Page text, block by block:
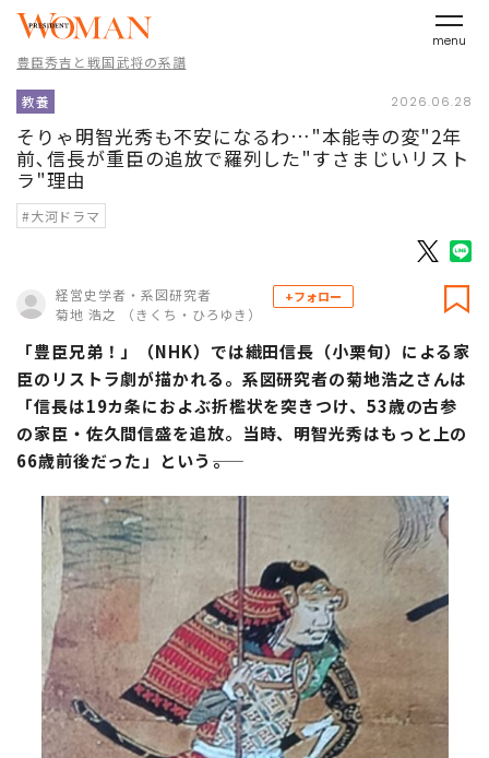
menu
豊臣秀吉と戦国武将の系譜
教養 2026.06.28
そりゃ明智光秀も不安になるわ…"本能寺の変"2年
前､信長が重臣の追放で羅列した"すさまじいリスト
ラ"理由
#大河ドラマ
経営史学者・系図研究者
菊地 浩之 （きくち・ひろゆき）
+フォロー
「豊臣兄弟！」（NHK）では織田信長（小栗旬）による家
臣のリストラ劇が描かれる。系図研究者の菊地浩之さんは
「信長は19カ条におよぶ折檻状を突きつけ、53歳の古参
の家臣・佐久間信盛を追放。当時、明智光秀はもっと上の
66歳前後だった」という――。